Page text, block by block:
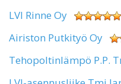
LVI Rinne Oy
Airiston Putkityö Oy
Tehopoltinlämpö P.P.